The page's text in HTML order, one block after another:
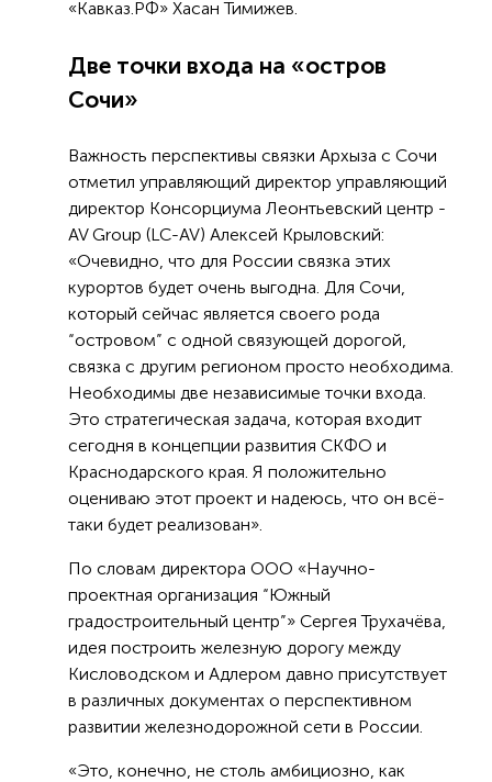
«Кавказ.РФ» Хасан Тимижев.
Две точки входа на «остров
Сочи»
Важность перспективы связки Архыза с Сочи
отметил управляющий директор управляющий
директор Консорциума Леонтьевский центр -
AV Group (LC-AV) Алексей Крыловский:
«Очевидно, что для России связка этих
курортов будет очень выгодна. Для Сочи,
который сейчас является своего рода
“островом” с одной связующей дорогой,
связка с другим регионом просто необходима.
Необходимы две независимые точки входа.
Это стратегическая задача, которая входит
сегодня в концепции развития СКФО и
Краснодарского края. Я положительно
оцениваю этот проект и надеюсь, что он всё-
таки будет реализован».
По словам директора ООО «Научно-
проектная организация “Южный
градостроительный центр”» Сергея Трухачёва,
идея построить железную дорогу между
Кисловодском и Адлером давно присутствует
в различных документах о перспективном
развитии железнодорожной сети в России.
«Это, конечно, не столь амбициозно, как